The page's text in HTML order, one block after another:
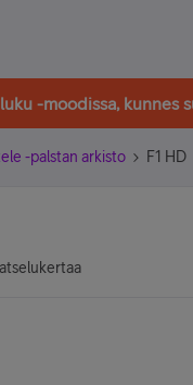
-moodissa, kunnes
-palstan arkisto F1 HD